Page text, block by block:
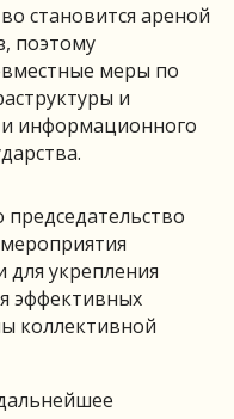
становится ареной
поэтому
меры по
и
информационного
укрепления
эффективных
коллективной